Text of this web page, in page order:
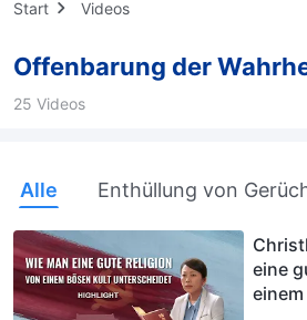
Start Videos
Offenbarung der
25 Videos
Alle Enthüllung von
eine